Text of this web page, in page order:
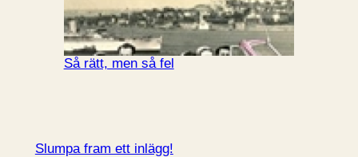
Så rätt, men så fel
Slumpa fram ett inlägg!